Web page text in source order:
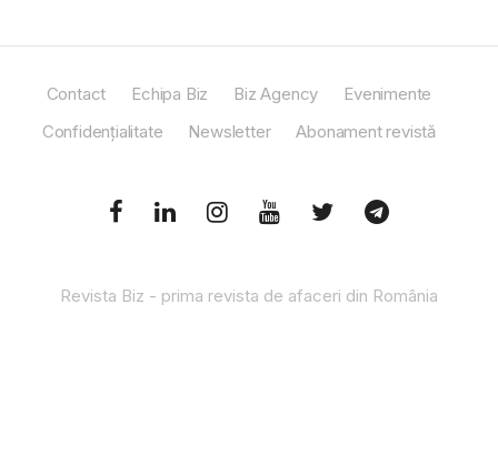
Contact Echipa Biz Biz Agency
Evenimente
Confidențialitate
Newsletter Abonament revistă
Revista Biz - prima revista de afaceri din România